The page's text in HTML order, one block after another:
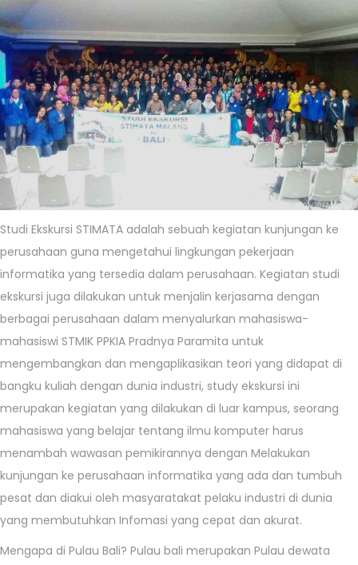
0
2
3
Studi Ekskursi STIMATA adalah sebuah kegiatan kunjungan ke
perusahaan guna mengetahui lingkungan pekerjaan
informatika yang tersedia dalam perusahaan. Kegiatan studi
ekskursi juga dilakukan untuk menjalin kerjasama dengan
berbagai perusahaan dalam menyalurkan mahasiswa-
mahasiswi STMIK PPKIA Pradnya Paramita untuk
mengembangkan dan mengaplikasikan teori yang didapat di
bangku kuliah dengan dunia industri, study ekskursi ini
merupakan kegiatan yang dilakukan di luar kampus, seorang
mahasiswa yang belajar tentang ilmu komputer harus
menambah wawasan pemikirannya dengan Melakukan
kunjungan ke perusahaan informatika yang ada dan tumbuh
pesat dan diakui oleh masyaratakat pelaku industri di dunia
yang membutuhkan Infomasi yang cepat dan akurat.
Mengapa di Pulau Bali? Pulau bali merupakan Pulau dewata